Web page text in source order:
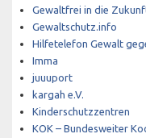
Gewaltfrei in die
Gewaltschutz.info
Hilfetelefon Gewalt
Imma
juuuport
kargah e.V.
Kinderschutzzentren
KOK – Bundesweiter